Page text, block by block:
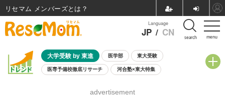
menu
Language
JP / CN search
大学受験 by 東進 医学部 東大受験
医専予備校徹底リサーチ 河合塾×東大特集
8月開催学校説明会・相談会
advertisement
リセマム メンバーズ